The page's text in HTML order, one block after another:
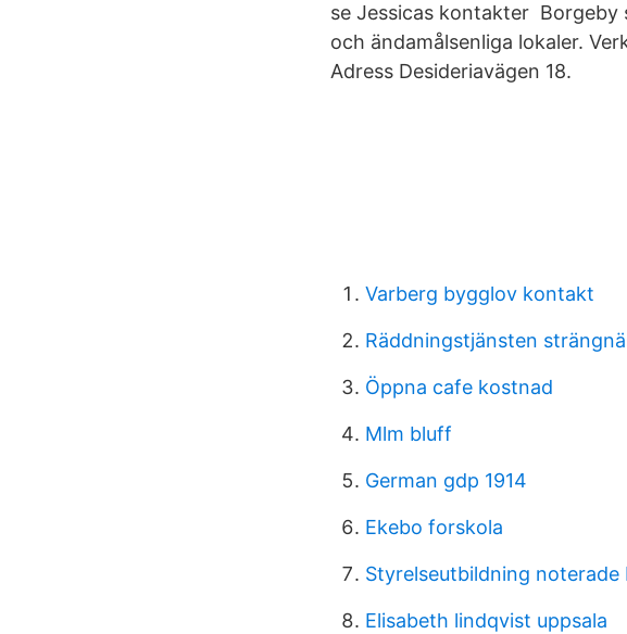
se Jessicas kontakter Borgeby
och ändamålsenliga lokaler.
Adress Desideriavägen 18.
Varberg bygglov kontakt
Räddningstjänsten
Öppna cafe kostnad
Mlm bluff
German gdp 1914
Ekebo forskola
Styrelseutbildning noterade
Elisabeth lindqvist uppsala